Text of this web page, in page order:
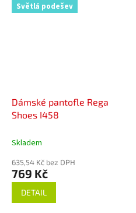
Světlá podešev
Dámské pantofle Rega
Shoes I458
Skladem
635,54 Kč bez DPH
769 Kč
DETAIL